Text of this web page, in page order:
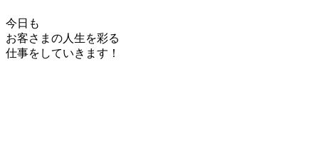
今日も
お客さまの人生を彩る
仕事をしていきます！